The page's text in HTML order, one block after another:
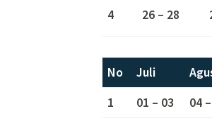
4 26 – 28
No Juli
1
01 – 03
04